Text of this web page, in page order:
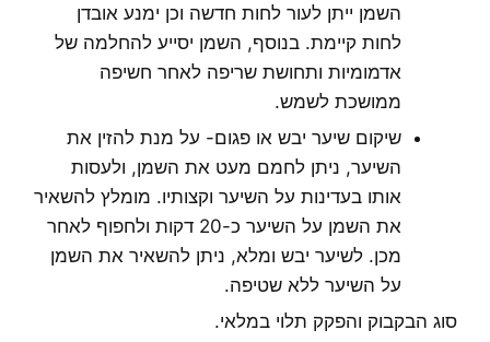
השמן ייתן לעור לחות חדשה וכן ימנע אובדן
לחות קיימת. בנוסף, השמן יסייע להחלמה של
אדמומיות ותחושת שריפה לאחר חשיפה
ממושכת לשמש.
שיקום שיער יבש או פגום- על מנת להזין את
השיער, ניתן לחמם מעט את השמן, ולעסות
אותו בעדינות על השיער וקצותיו. מומלץ להשאיר
את השמן על השיער כ-20 דקות ולחפוף לאחר
מכן. לשיער יבש ומלא, ניתן להשאיר את השמן
על השיער ללא שטיפה.
סוג הבקבוק והפקק תלוי במלאי.